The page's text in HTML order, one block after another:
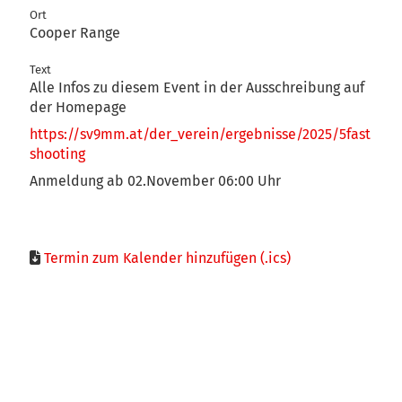
Ort
Cooper Range
Text
Alle Infos zu diesem Event in der Ausschreibung auf
der Homepage
https://sv9mm.at/der_verein/ergebnisse/2025/5fast
shooting
Anmeldung ab 02.November 06:00 Uhr
Termin zum Kalender hinzufügen (.ics)